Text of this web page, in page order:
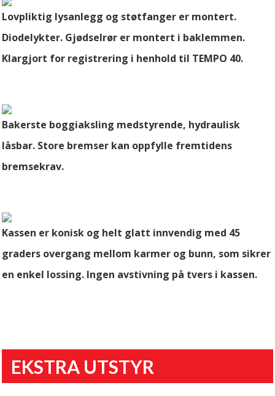
Lovpliktig lysanlegg og støtfanger er montert.
Diodelykter. Gjødselrør er montert i baklemmen.
Klargjort for registrering i henhold til TEMPO 40.
Bakerste boggiaksling medstyrende, hydraulisk
låsbar. Store bremser kan oppfylle fremtidens
bremsekrav.
Kassen er konisk og helt glatt innvendig med 45
graders overgang mellom karmer og bunn, som sikrer
en enkel lossing. Ingen avstivning på tvers i kassen.
EKSTRA UTSTYR